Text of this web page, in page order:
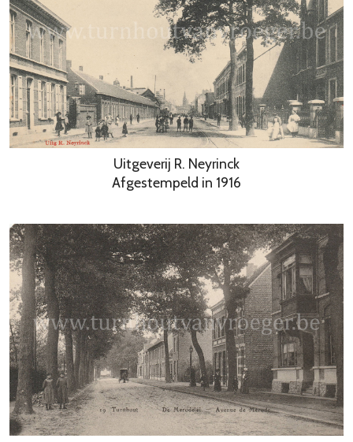
Uitgeverij R. Neyrinck
Afgestempeld in 1916